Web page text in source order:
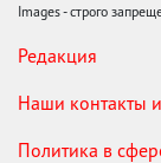
Images - строго
Редакция
Наши контакты
Политика в